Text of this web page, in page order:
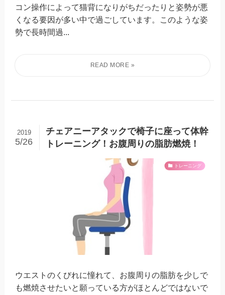
コン操作によって猫背になりがちだったりと姿勢が悪
くなる要因が多い中で過ごしています。このような姿
勢で長時間過...
チェアニーアタックで椅子に座って体幹
トレーニング！お腹周りの脂肪燃焼！
2019
5/26
トレーニング
ウエストのくびれに憧れて、お腹周りの脂肪を少しで
も燃焼させたいと願っている方がほとんどではないで